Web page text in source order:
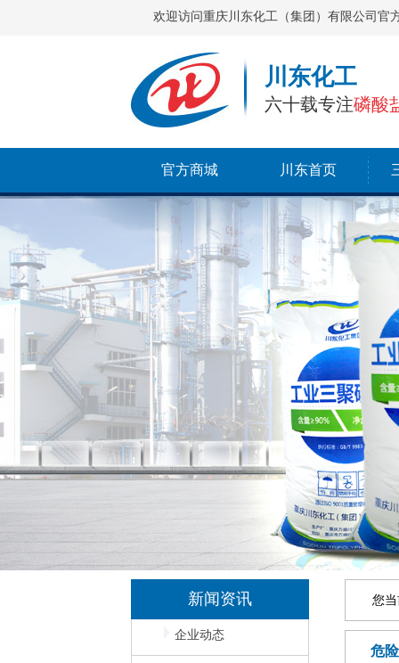
欢迎访问重庆川东化工（集团）有限公司官
川东化工
六十载专注磷酸
官方商城 川东首页
新闻资讯
企业动态
您
危